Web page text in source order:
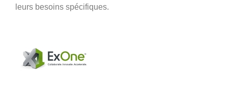
leurs besoins spécifiques.